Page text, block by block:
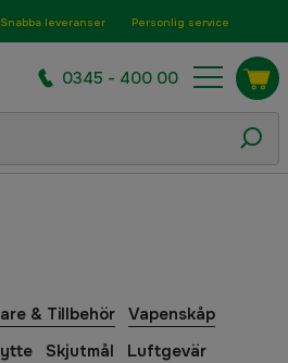
Snabba leveranser Personlig service
0345 - 400 00
& Tillbehör Vapenskåp
Skjutmål
Luftgevär